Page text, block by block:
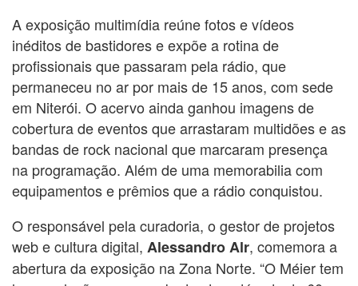
A exposição multimídia reúne fotos e vídeos
inéditos de bastidores e expõe a rotina de
profissionais que passaram pela rádio, que
permaneceu no ar por mais de 15 anos, com sede
em Niterói. O acervo ainda ganhou imagens de
cobertura de eventos que arrastaram multidões e as
bandas de rock nacional que marcaram presença
na programação. Além de uma memorabilia com
equipamentos e prêmios que a rádio conquistou.
O responsável pela curadoria, o gestor de projetos
web e cultura digital, Alessandro Alr, comemora a
abertura da exposição na Zona Norte. “O Méier tem